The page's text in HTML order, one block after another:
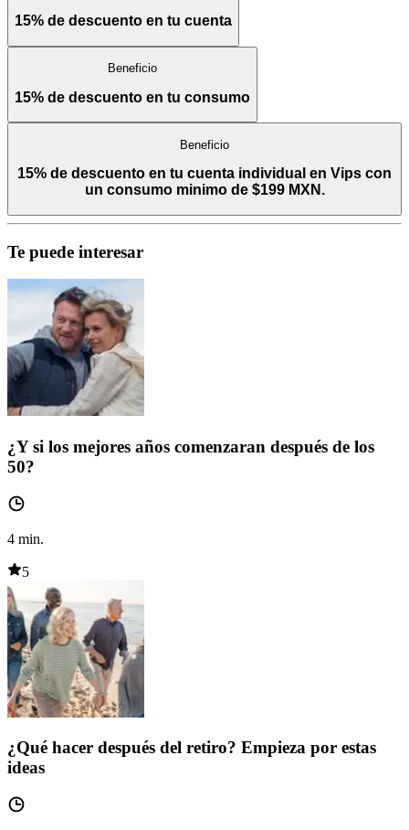
15% de descuento en tu cuenta
Beneficio
15% de descuento en tu consumo
Beneficio
15% de descuento en tu cuenta individual en Vips con
un consumo minimo de $199 MXN.
Te puede interesar
¿Y si los mejores años comenzaran después de los
50?
4 min.
5
¿Qué hacer después del retiro? Empieza por estas
ideas